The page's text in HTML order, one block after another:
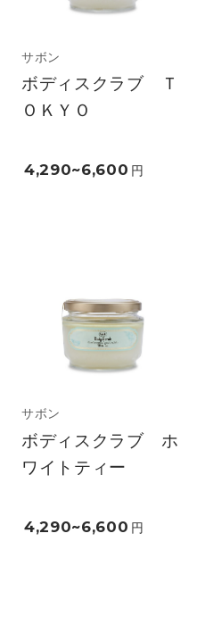
サボン
ボディスクラブ Ｔ
ＯＫＹＯ
4,290~6,600 円
サボン
ボディスクラブ ホ
ワイトティー
4,290~6,600 円